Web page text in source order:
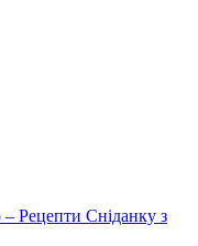
Рецепти Сніданку з